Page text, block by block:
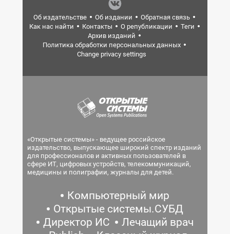
Об издательстве Об издании
Обратная связь
Как нас найти
Контакты О републикации
Теги
Архив изданий
Политика обработки персональных данных
Change privacy settings
«Открытые системы» - ведущее российское
издательство, выпускающее широкий спектр изданий
для профессионалов и активных пользователей в
сфере ИТ, цифровых устройств, телекоммуникаций,
медицины и полиграфии, журналы для детей.
Компьютерный мир
Открытые системы.СУБД
Директор ИС
Лечащий врач